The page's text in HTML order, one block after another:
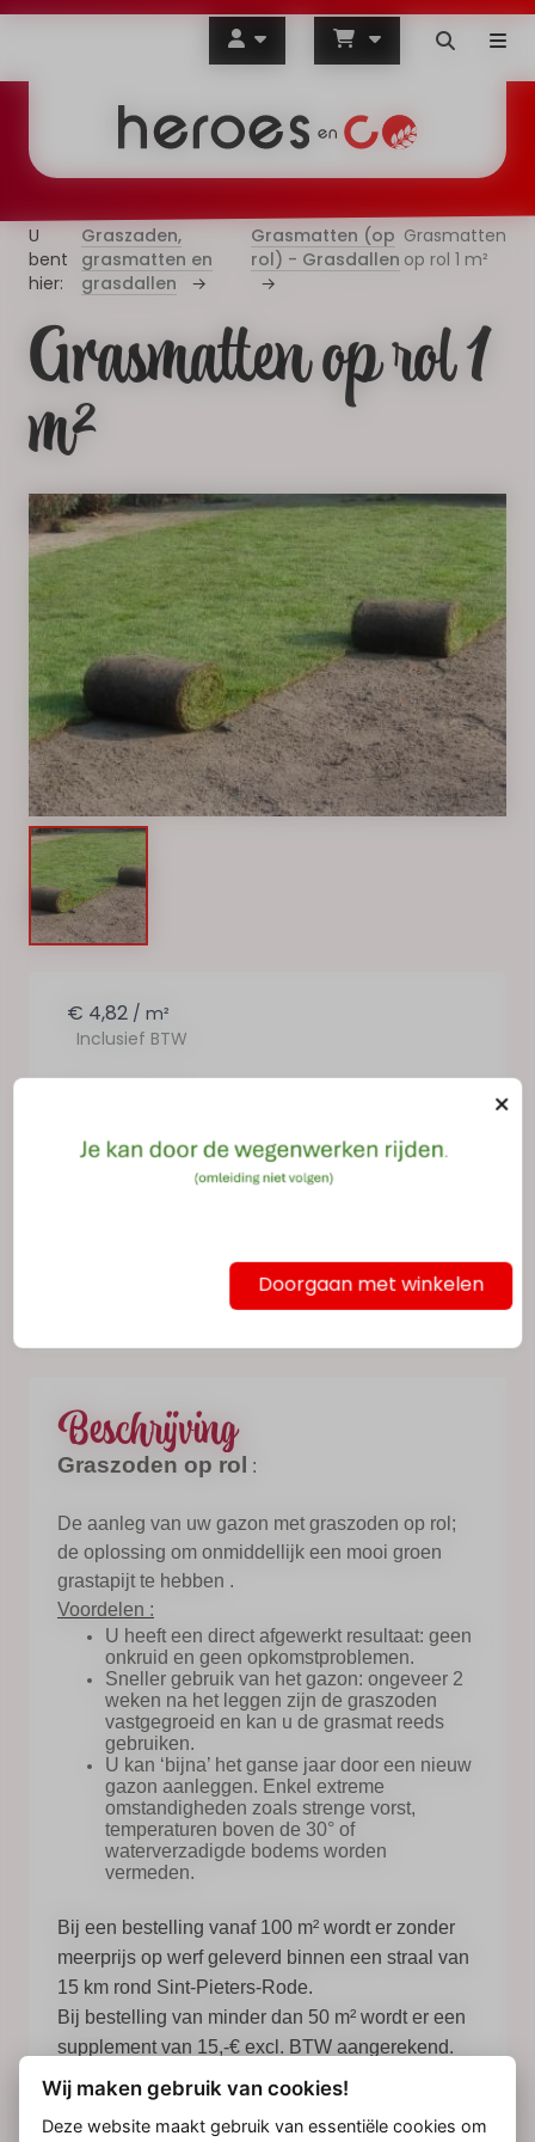
Graszaden,
grasmatten en
grasdallen
Grasmatten (op
rol) - Grasdallen
Grasmatten
op rol 1 m²
Grasmatten op rol 1
m²
€ 4,82 / m²
Inclusief BTW
016/62.14.20
Beschrijving
Graszoden op rol :
De aanleg van uw gazon met graszoden op rol;
de oplossing om onmiddellijk een mooi groen
grastapijt te hebben .
Voordelen :
U heeft een direct afgewerkt resultaat: geen
onkruid en geen opkomstproblemen.
Sneller gebruik van het gazon: ongeveer 2
weken na het leggen zijn de graszoden
vastgegroeid en kan u de grasmat reeds
gebruiken.
U kan ‘bijna’ het ganse jaar door een nieuw
gazon aanleggen. Enkel extreme
omstandigheden zoals strenge vorst,
temperaturen boven de 30° of
waterverzadigde bodems worden
vermeden.
Bij een bestelling vanaf 100 m² wordt er zonder
meerprijs op werf geleverd binnen een straal van
15 km rond Sint-Pieters-Rode.
Bij bestelling van minder dan 50 m² wordt er een
supplement van 15,-€ excl. BTW aangerekend.
Doorgaan met winkelen
Wij maken gebruik van cookies!
Deze website maakt gebruik van essentiële cookies om